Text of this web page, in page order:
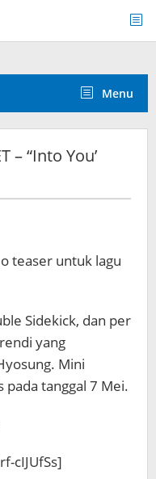
Menu
– “Into You’
teaser untuk lagu
Sidekick, dan per
yang
Mini
pada tanggal 7 Mei.
cIJUfSs]